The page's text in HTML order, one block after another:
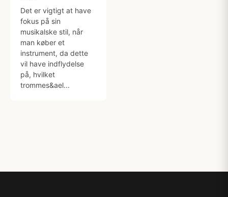
Det er vigtigt at have
fokus på sin
musikalske stil, når
man køber et
instrument, da dette
vil have indflydelse
på, hvilket
trommes&ael...